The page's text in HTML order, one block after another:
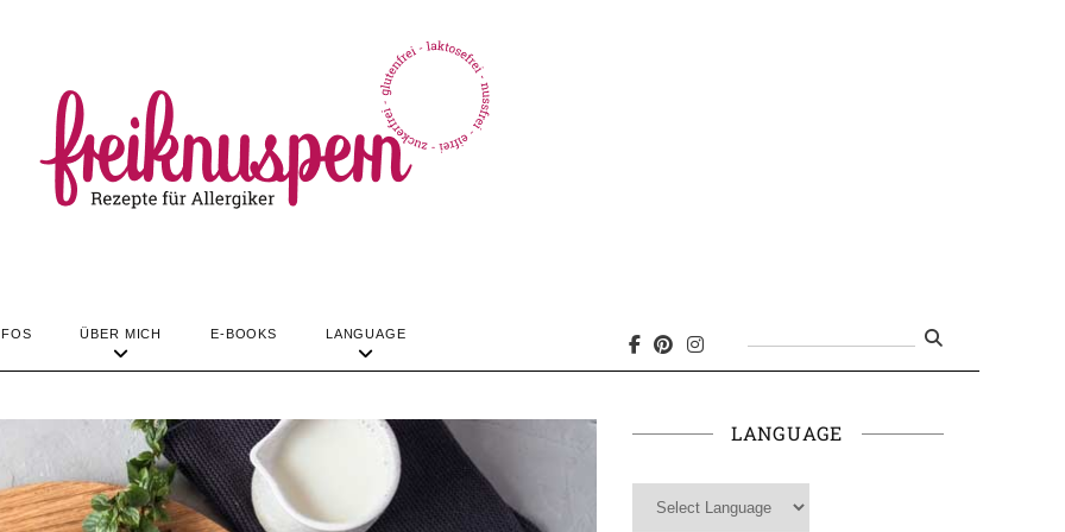
ÜBER MICH E-BOOKS LANGUAGE
LANGUAGE